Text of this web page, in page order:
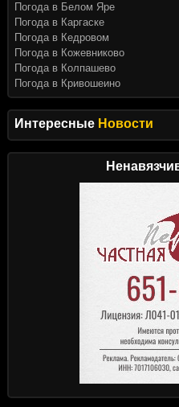
Интересные Новости
Погода в Белом Яре
Погода в Каргаске
Погода в Кедровом
Погода в Кожевниково
Погода в Колпашево
Погода в Кривошеино